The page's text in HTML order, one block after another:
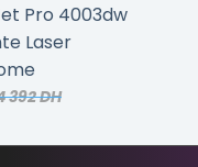
Pro 4003dw
Laser
392